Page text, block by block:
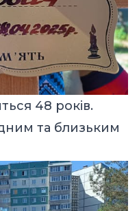
48 років.
та близьким